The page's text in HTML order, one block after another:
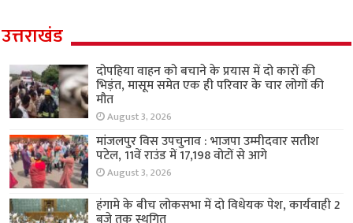
उत्तराखंड
दोपहिया वाहन को बचाने के प्रयास में दो कारों की
भिड़ंत, मासूम समेत एक ही परिवार के चार लोगों की
मौत
August 3, 2026
मांजलपुर विस उपचुनाव : भाजपा उम्मीदवार सतीश
पटेल, 11वें राउंड में 17,198 वोटों से आगे
August 3, 2026
हंगामे के बीच लोकसभा में दो विधेयक पेश, कार्यवाही 2